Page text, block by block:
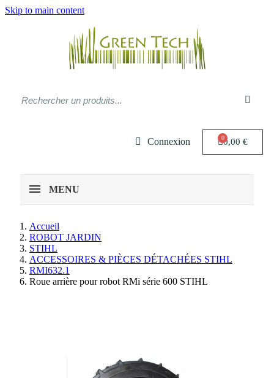
Skip to main content
Connexion 0,00 €
MENU
Accueil
ROBOT JARDIN
STIHL
ACCESSOIRES & PIÈCES DÉTACHÉES STIHL
RMI632.1
Roue arrière pour robot RMi série 600 STIHL